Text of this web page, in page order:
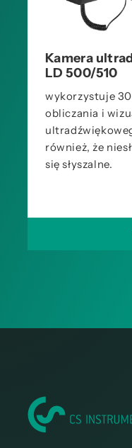
Kamera
LD 500/510
wykorzystuje
obliczania i
również, że
się słyszalne.